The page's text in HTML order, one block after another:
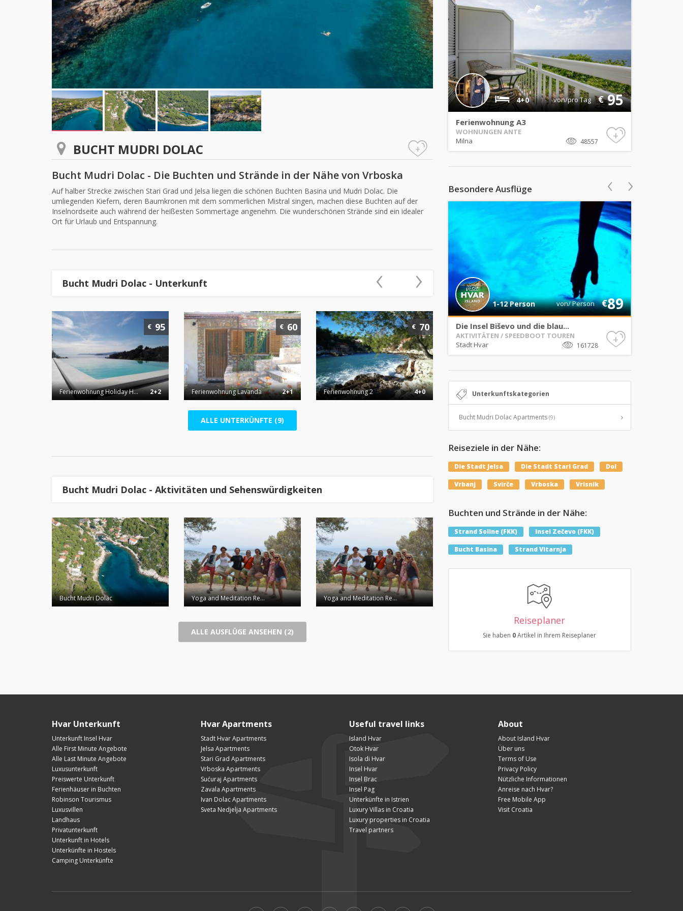
BUCHT MUDRI DOLAC +
Bucht Mudri Dolac - Die Buchten und Strände in der Nähe von Vrboska
Auf halber Strecke zwischen Stari Grad und Jelsa liegen die schönen Buchten Basina und Mudri Dolac. Die
umliegenden Kiefern, deren Baumkronen mit dem sommerlichen Mistral singen, machen diese Buchten auf der
Inselnordseite auch während der heißesten Sommertage angenehm. Die wunderschönen Strände sind ein idealer
Ort für Urlaub und Entspannung.
Bucht Mudri Dolac - Unterkunft
Ferienwohnung Holiday H... 2+2
€ 95
Ferienwohnung Lavanda 2+1
€ 60
Ferienwohnung 2 4+0
€ 70
‹ ›
ALLE UNTERKÜNFTE (9)
Bucht Mudri Dolac - Aktivitäten und Sehenswürdigkeiten
Bucht Mudri Dolac Yoga and Meditation Re... Yoga and Meditation Re...
ALLE AUSFLÜGE ANSEHEN (2)
4+0 €95
von/pro Tag
Ferienwohnung A3
WOHNUNGEN ANTE
48557
Milna +
Besondere Ausflüge
1-12 Person €89
von/ Person
Die Insel Biševo und die blau...
AKTIVITÄTEN / SPEEDBOOT TOUREN
161728
Stadt Hvar +
‹ ›
Unterkunftskategorien
Bucht Mudri Dolac Apartments (9)
Reiseziele in der Nähe:
Die Stadt Jelsa Die Stadt Stari Grad Dol
Vrbanj Svirče Vrboska Vrisnik
Buchten und Strände in der Nähe:
Strand Soline (FKK) Insel Zečevo (FKK)
Bucht Basina Strand Vitarnja
Reiseplaner
Sie haben 0Artikel in Ihrem Reiseplaner
Hvar Unterkunft
Unterkunft Insel Hvar
Alle First Minute Angebote
Alle Last Minute Angebote
Luxusunterkunft
Preiswerte Unterkunft
Ferienhäuser in Buchten
Robinson Tourismus
Luxusvillen
Landhaus
Privatunterkunft
Unterkunft in Hotels
Unterkünfte in Hostels
Camping Unterkünfte
Hvar Apartments
Stadt Hvar Apartments
Jelsa Apartments
Stari Grad Apartments
Vrboska Apartments
Sućuraj Apartments
Zavala Apartments
Ivan Dolac Apartments
Sveta Nedjelja Apartments
Useful travel links
Island Hvar
Otok Hvar
Isola di Hvar
Insel Hvar
Insel Brac
Insel Pag
Unterkünfte in Istrien
Luxury Villas in Croatia
Luxury properties in Croatia
Travel partners
About
About Island Hvar
Über uns
Terms of Use
Privacy Policy
Nützliche Informationen
Anreise nach Hvar?
Free Mobile App
Visit Croatia